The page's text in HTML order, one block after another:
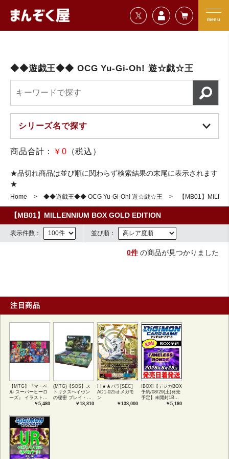
=================================
menu
まんぞく屋 格安TCG通販
◆◆遊戯王◆◆ OCG Yu-Gi-Oh! 遊☆戯☆王
商品合計： ￥0 （税込）
★品切れ商品は並び順に関わらず検索結果の末尾に表示されます
★
Home ◆◆遊戯王◆◆ OCG Yu-Gi-Oh! 遊☆戯☆王 【MB01】
【MB01】MILLENNIUM BOX GOLD EDITION
表示件数： 並び順：
0件の商品が見つかりました
注目商品
【MTG】『マーベ
ル スーパーヒーロ
ーズ』 イラストコ
レクション 54種コ
アートカード(JPN)
￥5,480
(MTG)【SOS】ス
トリクスヘイヴン
の秘密 プレイ・ブ
ースター1BOX日本
￥18,810
! !★★パラ[SEC]
AD1-025オメガモ
ン
￥138,000
!BOX!【デジカBOX
予約/08/29(土)発売
予定】未開封1BOX
￥5,180